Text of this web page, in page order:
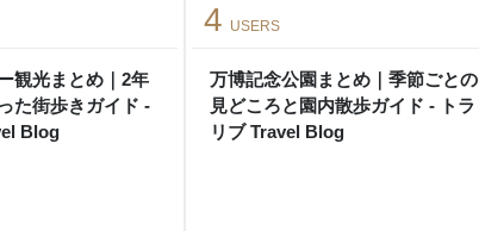
観光まとめ｜2年
た街歩きガイド -
Blog
万博記念公園まとめ｜季節ごとの
見どころと園内散歩ガイド - トラ
リブ Travel Blog
4 USERS